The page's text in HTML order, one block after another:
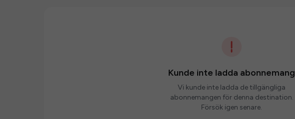
Kunde inte ladda abonnemang
Vi kunde inte ladda de tillgängliga
abonnemangen för denna destination.
Försök igen senare.